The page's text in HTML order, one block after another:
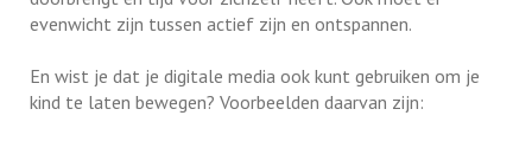
evenwicht zijn tussen actief zijn en ontspannen.
En wist je dat je digitale media ook kunt gebruiken om je
kind te laten bewegen? Voorbeelden daarvan zijn: